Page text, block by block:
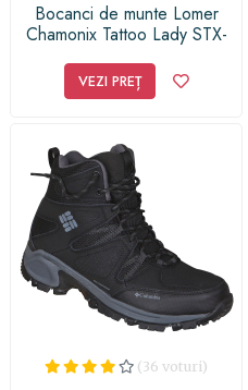
Bocanci de munte Lomer
Chamonix Tattoo Lady STX-
VEZI PREȚ
(36 voturi)